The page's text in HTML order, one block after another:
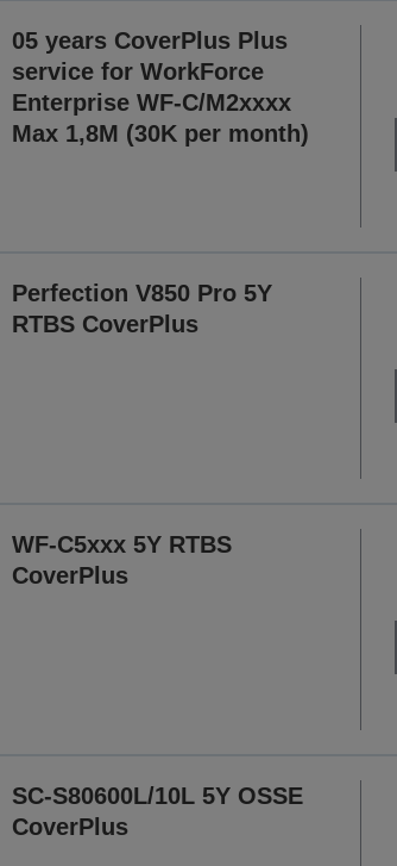
05 years CoverPlus Plus
service for WorkForce
Enterprise WF-C/M2xxxx
Max 1,8M (30K per month)
Perfection V850 Pro 5Y
RTBS CoverPlus
WF-C5xxx 5Y RTBS
CoverPlus
SC-S80600L/10L 5Y OSSE
CoverPlus